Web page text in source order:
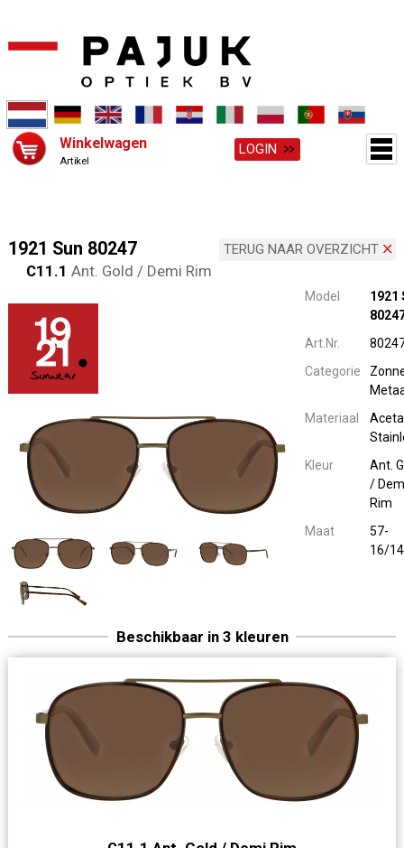
Winkelwagen
Artikel
LOGIN
TERUG NAAR OVERZICHT
1921 Sun 80247
C11.1 Ant. Gold / Demi Rim
Model
1921
Art.Nr.
Categorie
Materiaal
Kleur
Ant.
/
Rim
Maat
57-
16/
Beschikbaar in 3 kleuren